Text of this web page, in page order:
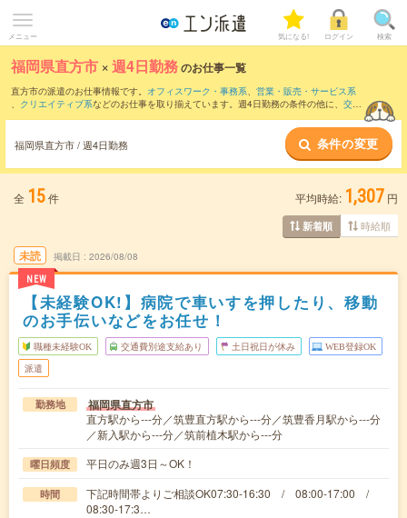
メニュー 気になる! ログイン 検索
福岡県直方市 ×週4日勤務のお仕事一覧
直方市の派遣のお仕事情報です。 オフィスワーク・事務系、 営業・販売・サービス系
、 クリエイティブ系などのお仕事を取り揃えています。週4日勤務の条件の他に、 交通
福岡県直方市 / 週4日勤務 条件の変更
全 15件 平均時給: 1,307 円
新着順 時給順
未読
NEW
掲載日 2026/08/08
【未経験OK!】病院で車いすを押したり、移動
のお手伝いなどをお任せ！
職種未経験OK 交通費別途支給あり 土日祝日が休み WEB登録OK
派遣
勤務地 福岡県直方市
直方駅から---分／筑豊直方駅から---分／筑豊香月駅から---分
／新入駅から---分／筑前植木駅から---分
曜日頻度 平日のみ週3日～OK！
時間
下記時間帯よりご相談OK07:30-16:30 / 08:00-17:00 /
08:30-17:3…